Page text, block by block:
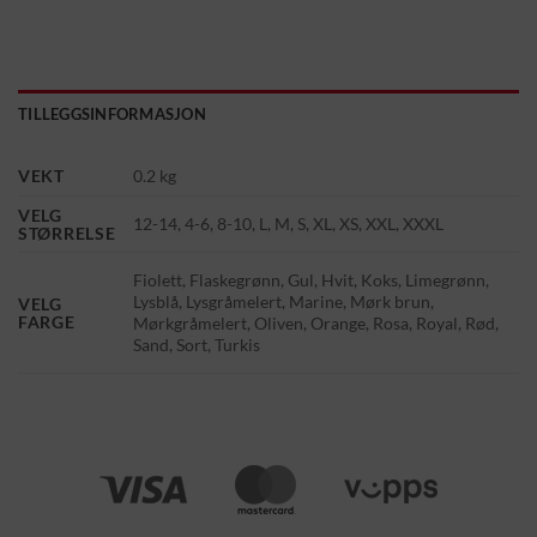
TILLEGGSINFORMASJON
VEKT
0.2 kg
VELG
STØRRELSE
12-14, 4-6, 8-10, L, M, S, XL, XS, XXL, XXXL
VELG
FARGE
Fiolett, Flaskegrønn, Gul, Hvit, Koks, Limegrønn,
Lysblå, Lysgråmelert, Marine, Mørk brun,
Mørkgråmelert, Oliven, Orange, Rosa, Royal, Rød,
Sand, Sort, Turkis